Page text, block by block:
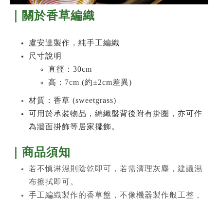
｜關於香草編織
盧安達製作，純手工編織
尺寸說明
直徑：30cm
高：7cm (約±2cm差異)
材質： 香草 (sweetgrass)
可用於承裝物品，編織盤背後附有掛圈，亦可作
為牆面掛飾等居家擺飾。
｜商品須知
若不慎淋濕則陰乾即可，若需清理灰塵，建議濕
布擦拭即可。
手工編織製作的香草盤，不像機器製作般工整，